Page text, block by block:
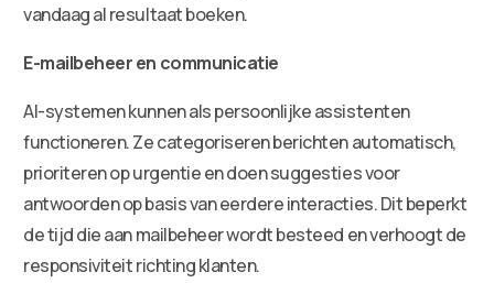
vandaag al resultaat boeken.
E-mailbeheer en communicatie
AI-systemen kunnen als persoonlijke assistenten
functioneren. Ze categoriseren berichten automatisch,
prioriteren op urgentie en doen suggesties voor
antwoorden op basis van eerdere interacties. Dit beperkt
de tijd die aan mailbeheer wordt besteed en verhoogt de
responsiviteit richting klanten.